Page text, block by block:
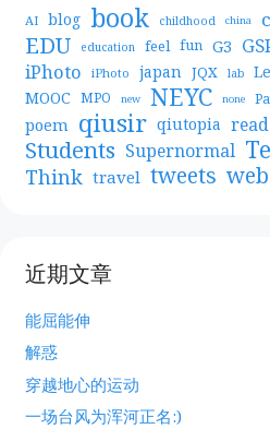
AI blog book childhood china
EDU education feel fun G3
iPhoto iPhoto japan JQX lab
MOOC MPO new NEYC none
poem qiusir qiutopia read
Students Supernormal
Think travel tweets web
近期文章
能屈能伸
解惑
穿越地心的运动
一场台风为浑河正名:)